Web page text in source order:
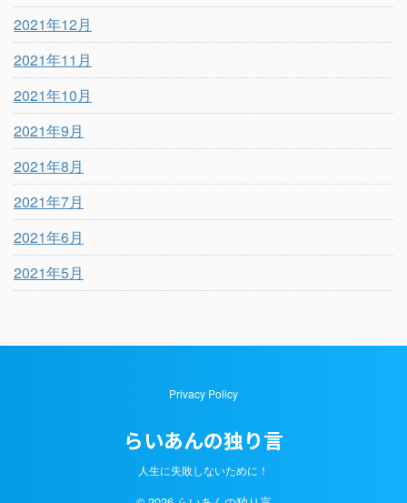
2021年12月
2021年11月
2021年10月
2021年9月
2021年8月
2021年7月
2021年6月
2021年5月
Privacy Policy
らいあんの独り言
人生に失敗しないために！